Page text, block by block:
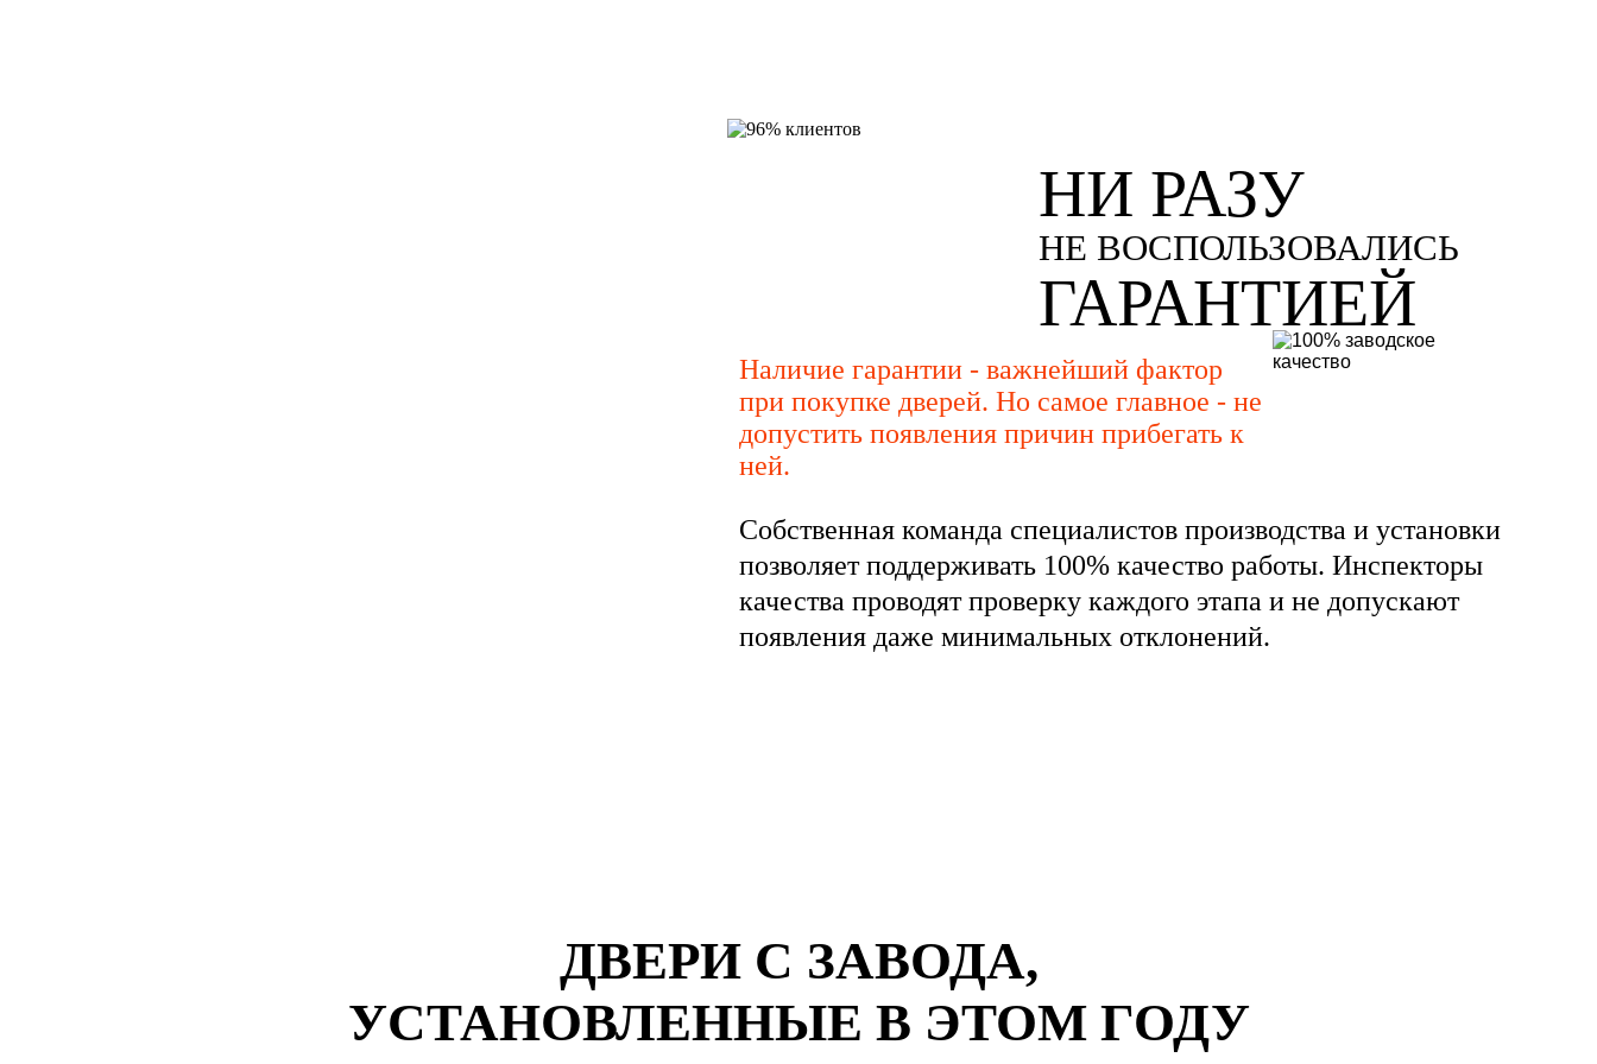
НИ РАЗУ
НЕ ВОСПОЛЬЗОВАЛИСЬ
ГАРАНТИЕЙ
Наличие гарантии - важнейший фактор
при покупке дверей. Но самое главное - не
допустить появления причин прибегать к
ней.
Собственная команда специалистов производства и установки
позволяет поддерживать 100% качество работы. Инспекторы
качества проводят проверку каждого этапа и не допускают
появления даже минимальных отклонений.
ДВЕРИ С ЗАВОДА,
УСТАНОВЛЕННЫЕ В ЭТОМ ГОДУ